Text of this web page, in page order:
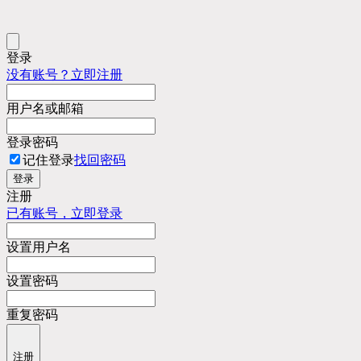
登录
没有账号？立即注册
用户名或邮箱
登录密码
记住登录找回密码
登录
注册
已有账号，立即登录
设置用户名
设置密码
重复密码
注册